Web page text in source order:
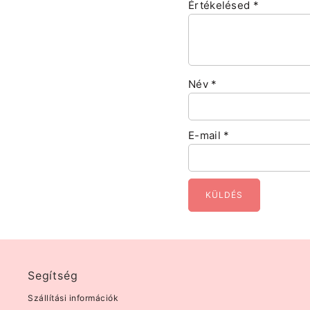
Értékelésed *
Név *
E-mail *
Segítség
Szállítási információk